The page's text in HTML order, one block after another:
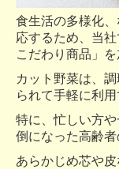
食生活の多様化
応するため、当
こだわり商品」
カット野菜は、
られて手軽に利用
特に、忙しい方や
倒になった高齢者
あらかじめ芯や